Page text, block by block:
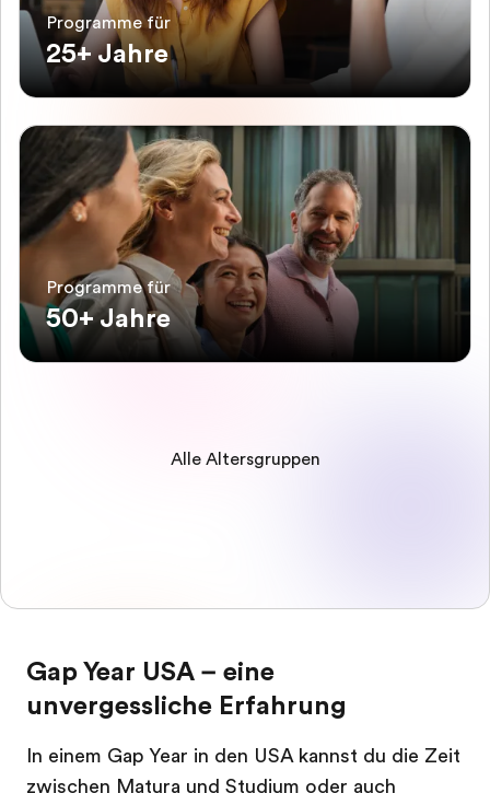
Programme für
25+ Jahre
Programme für
50+ Jahre
Alle Altersgruppen
Gap Year USA – eine
unvergessliche Erfahrung
In einem Gap Year in den USA kannst du die Zeit
zwischen Matura und Studium oder auch